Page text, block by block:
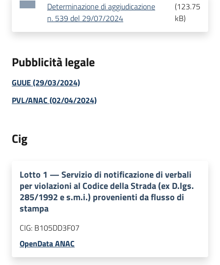
Determinazione di aggiudicazione
n. 539 del 29/07/2024
(123.75
kB)
Pubblicità legale
GUUE (29/03/2024)
PVL/ANAC (02/04/2024)
Cig
Lotto 1 —Servizio di notificazione di verbali
per violazioni al Codice della Strada (ex D.lgs.
285/1992 e s.m.i.) provenienti da flusso di
stampa
CIG: B105DD3F07
OpenData ANAC